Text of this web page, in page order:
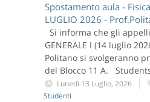
Spostamento aula -
LUGLIO 2026 -
Si informa che gli appelli
GENERALE I (14 luglio
Politano si svolgeranno
del Blocco 11 A.
Lunedì 13 Luglio, 2026
Studenti